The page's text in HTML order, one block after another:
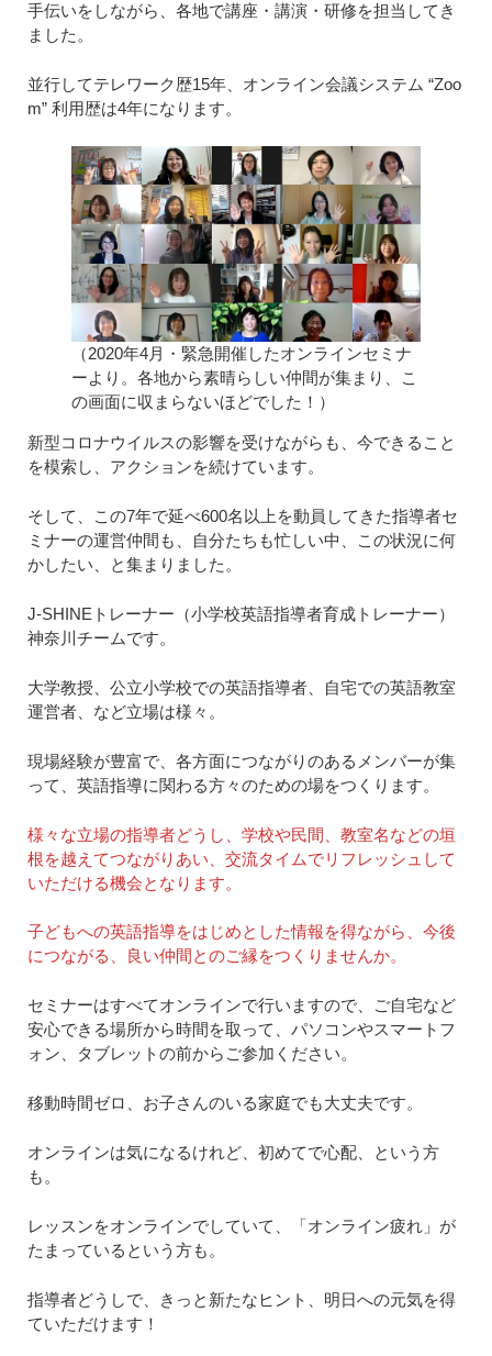
手伝いをしながら、各地で講座・講演・研修を担当してき
ました。
並行してテレワーク歴15年、オンライン会議システム “Zoo
m” 利用歴は4年になります。
（2020年4月・緊急開催したオンラインセミナ
ーより。各地から素晴らしい仲間が集まり、こ
の画面に収まらないほどでした！）
新型コロナウイルスの影響を受けながらも、今できること
を模索し、アクションを続けています。
そして、この7年で延べ600名以上を動員してきた指導者セ
ミナーの運営仲間も、自分たちも忙しい中、この状況に何
かしたい、と集まりました。
J-SHINEトレーナー（小学校英語指導者育成トレーナー）
神奈川チームです。
大学教授、公立小学校での英語指導者、自宅での英語教室
運営者、など立場は様々。
現場経験が豊富で、各方面につながりのあるメンバーが集
って、英語指導に関わる方々のための場をつくります。
様々な立場の指導者どうし、学校や民間、教室名などの垣
根を越えてつながりあい、交流タイムでリフレッシュして
いただける機会となります。
子どもへの英語指導をはじめとした情報を得ながら、今後
につながる、良い仲間とのご縁をつくりませんか。
セミナーはすべてオンラインで行いますので、ご自宅など
安心できる場所から時間を取って、パソコンやスマートフ
ォン、タブレットの前からご参加ください。
移動時間ゼロ、お子さんのいる家庭でも大丈夫です。
オンラインは気になるけれど、初めてで心配、という方
も。
レッスンをオンラインでしていて、「オンライン疲れ」が
たまっているという方も。
指導者どうしで、きっと新たなヒント、明日への元気を得
ていただけます！